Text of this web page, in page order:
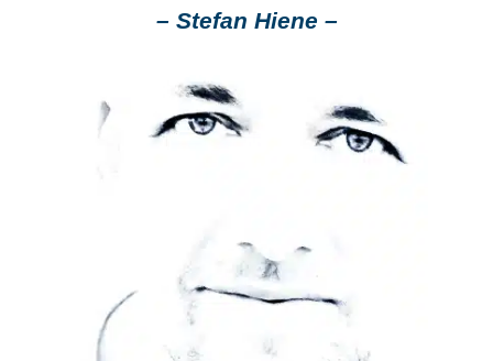
– Stefan Hiene –